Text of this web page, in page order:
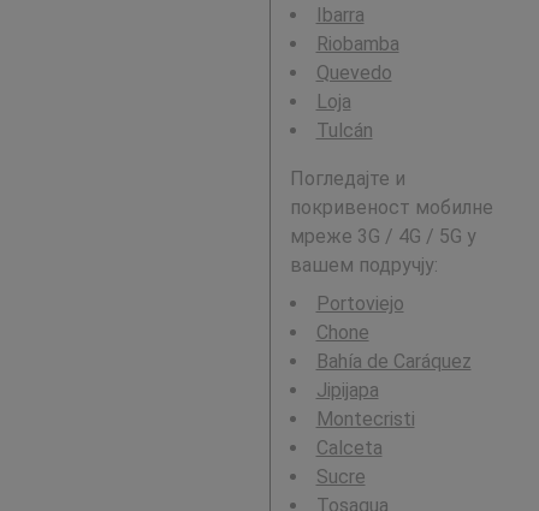
Ibarra
Riobamba
Quevedo
Loja
Tulcán
Погледајте и
покривеност мобилне
мреже 3G / 4G / 5G у
вашем подручју:
Portoviejo
Chone
Bahía de Caráquez
Jipijapa
Montecristi
Calceta
Sucre
Tosagua